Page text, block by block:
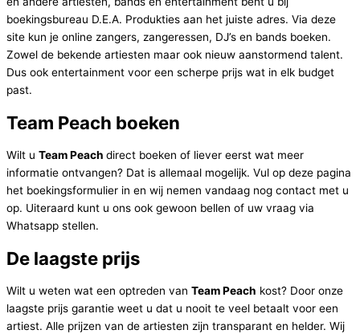
boekingsbureau D.E.A. Produkties aan het juiste adres. Via deze
site kun je online zangers, zangeressen, DJ’s en bands boeken.
Zowel de bekende artiesten maar ook nieuw aanstormend talent.
Dus ook entertainment voor een scherpe prijs wat in elk budget
past.
Team Peach boeken
Wilt u Team Peach direct boeken of liever eerst wat meer
informatie ontvangen? Dat is allemaal mogelijk. Vul op deze pagina
het boekingsformulier in en wij nemen vandaag nog contact met u
op. Uiteraard kunt u ons ook gewoon bellen of uw vraag via
Whatsapp stellen.
De laagste prijs
Wilt u weten wat een optreden van Team Peach kost? Door onze
laagste prijs garantie weet u dat u nooit te veel betaalt voor een
artiest. Alle prijzen van de artiesten zijn transparant en helder. Wij